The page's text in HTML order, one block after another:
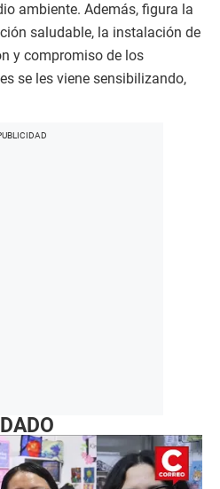
ambiente. Además, figura la
saludable, la instalación de
y compromiso de los
se les viene sensibilizando,